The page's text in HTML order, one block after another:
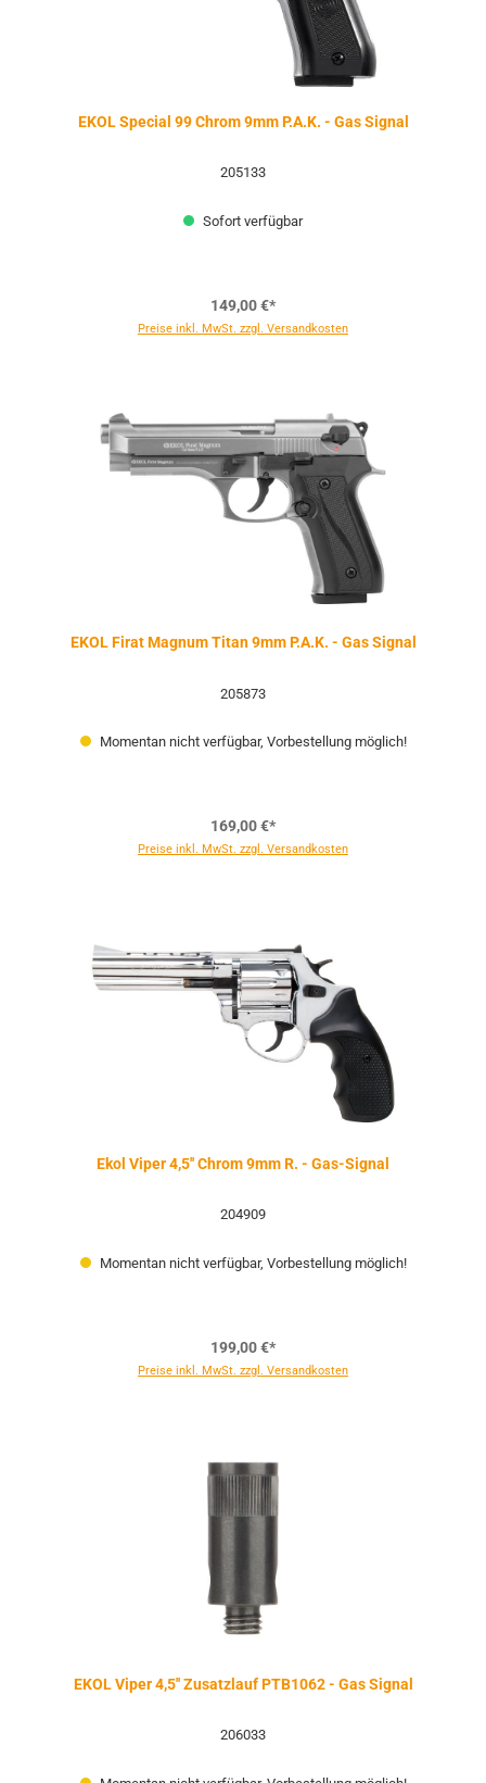
EKOL Special 99 Chrom 9mm P.A.K. - Gas Signal
205133
Sofort verfügbar
149,00 €*
Preise inkl. MwSt. zzgl. Versandkosten
EKOL Firat Magnum Titan 9mm P.A.K. - Gas Signal
205873
Momentan nicht verfügbar, Vorbestellung möglich!
169,00 €*
Preise inkl. MwSt. zzgl. Versandkosten
Ekol Viper 4,5'' Chrom 9mm R. - Gas-Signal
204909
Momentan nicht verfügbar, Vorbestellung möglich!
199,00 €*
Preise inkl. MwSt. zzgl. Versandkosten
EKOL Viper 4,5'' Zusatzlauf PTB1062 - Gas Signal
206033